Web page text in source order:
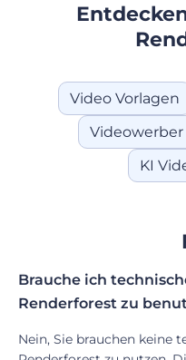
Video Vorlagen
Videowerber
KI
Brauche ich
Renderforest zu
Nein, Sie brauchen keine